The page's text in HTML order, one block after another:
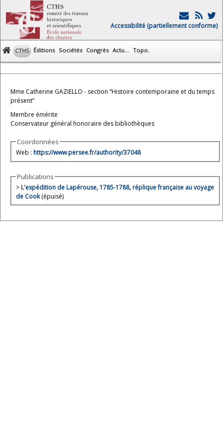
Accessibilité (partiellement conforme)
CTHS Éditions Sociétés Congrès Actu... Topo.
Mme Catherine GAZIELLO - section “Histoire contemporaine et du temps
présent”
Membre émérite
Conservateur général honoraire des bibliothèques
Coordonnées
Web : https://www.persee.fr/authority/37048
Publications
>L'expédition de Lapérouse, 1785-1788, réplique française au voyage
de Cook(épuisé)